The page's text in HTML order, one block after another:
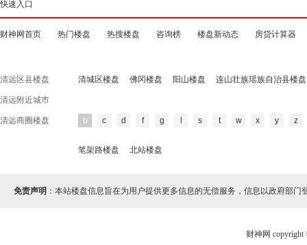
快速入口
财神网首页 热门楼盘 热搜楼盘 咨询榜 楼盘新动态 房贷计算器
清远区县楼盘 清城区楼盘 佛冈楼盘 阳山楼盘 连山壮族瑶族自治县楼盘
清远附近城市
清远商圈楼盘 b c d f g s t w x y z
笔架路楼盘 北站楼盘
免责声明 ：本站楼盘信息旨在为用户提供更多信息的无偿服务，信息以政府部门
财神网